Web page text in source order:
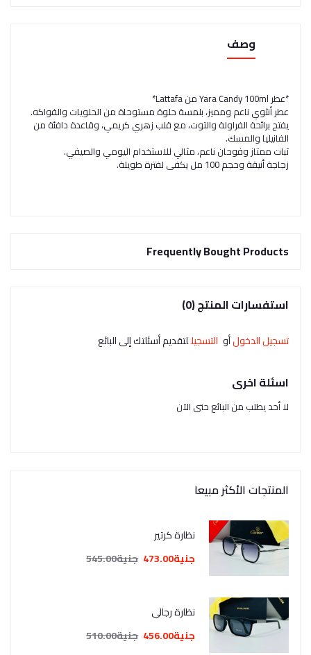
وصف
*عطر Yara Candy 100ml من Lattafa*
عطر أنثوي ناعم ومميز، بلمسة حلوة مستوحاة من الحلويات والفواكه.
يفتح برائحة الفراولة والتوت، مع قلب زهري كريمي، وقاعدة دافئة من
الفانيليا والمسك.
ثبات ممتاز وفوحان ناعم، مثالي للاستخدام اليومي والصيفي.
زجاجة أنيقة وحجم 100 مل يكفي لفترة طويلة.
Frequently Bought Products
استفسارات المنتج (0)
تسجيل الدخولأو التسجيللتقديم أسئلتك إلى البائع
اسئلة اخرى
لا أحد يطلب من البائع حتى الآن
المنتجات الأكثر مبيعا
نظارة كرتير
جنية473.00
جنية545.00
نظارة رجالي
جنية456.00
جنية510.00